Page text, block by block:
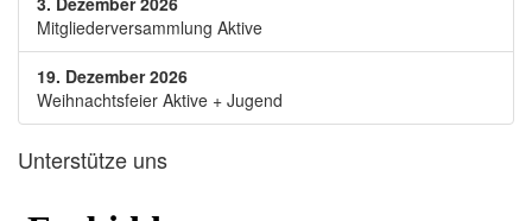
Mitgliederversammlung Aktive
19. Dezember 2026
Weihnachtsfeier Aktive + Jugend
Unterstütze uns